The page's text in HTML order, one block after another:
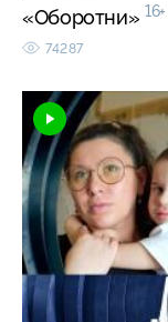
«Оборотни» 16+
74287